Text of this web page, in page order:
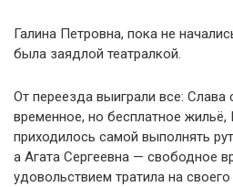
Галина Петровна, пока не
была заядлой театралкой.
От переезда выиграли все: Слава
временное, но бесплатное жильё,
приходилось самой выполнять
а Агата Сергеевна — свободное
удовольствием тратила на своего